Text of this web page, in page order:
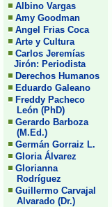
Albino Vargas
Amy Goodman
Angel Frias Coca
Arte y Cultura
Carlos Jeremías
Jirón: Periodista
Derechos Humanos
Eduardo Galeano
Freddy Pacheco
León (PhD)
Gerardo Barboza
(M.Ed.)
Germán Gorraiz L.
Gloria Álvarez
Glorianna
Rodríguez
Guillermo Carvajal
Alvarado (Dr.)